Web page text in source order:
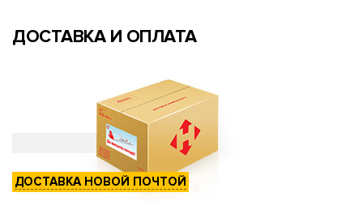
ДОСТАВКА И ОПЛАТА
ДОСТАВКА НОВОЙ ПОЧТОЙ